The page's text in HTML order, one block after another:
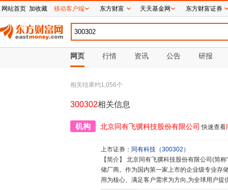
网页 行情 资讯 公告 研报
相关结果约1,056个
300302相关信息
机构 北京同有飞骥科技股份有限公司 快速查看
上市证券： 同有科技 （300302 ）
【简介】
储厂商。作为国内第一家上市的企业级专业存
用为核心、满足客户需求为方向,为全球用户
网站首页 加收藏 移动客户端 东方财富 天天基金网 东方财富证券